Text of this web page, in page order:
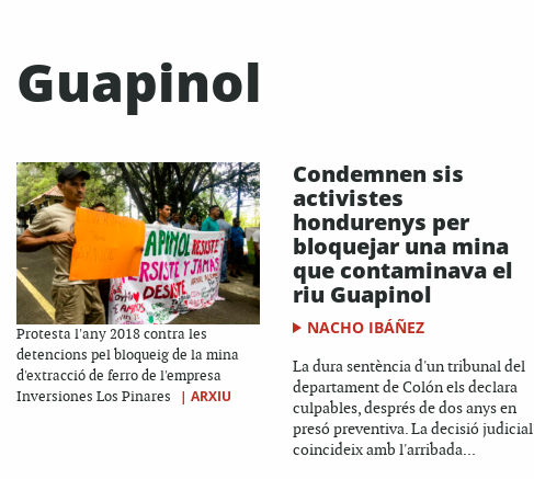
Guapinol
Protesta l'any 2018 contra les
detencions pel bloqueig de la mina
d'extracció de ferro de l'empresa
Inversiones Los Pinares
| ARXIU
Condemnen sis
activistes
hondurenys per
bloquejar una mina
que contaminava el
riu Guapinol
NACHO IBÁÑEZ
La dura sentència d'un tribunal del
departament de Colón els declara
culpables, després de dos anys en
presó preventiva. La decisió judicial
coincideix amb l'arribada...